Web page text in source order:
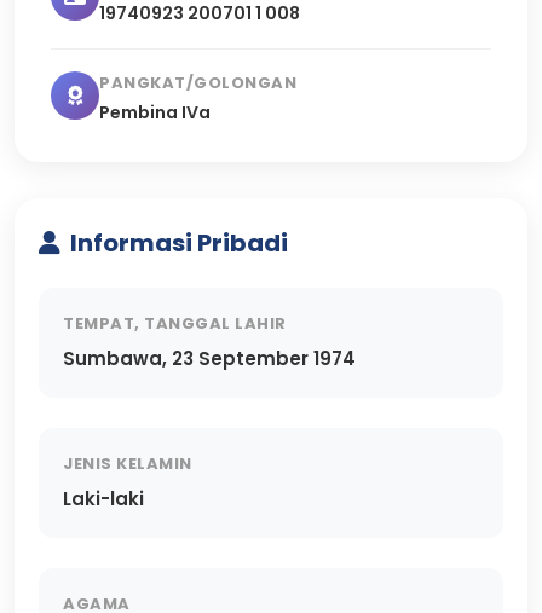
19740923 200701 1 008
PANGKAT/GOLONGAN
Pembina IVa
Informasi Pribadi
TEMPAT, TANGGAL LAHIR
Sumbawa, 23 September 1974
JENIS KELAMIN
Laki-laki
AGAMA